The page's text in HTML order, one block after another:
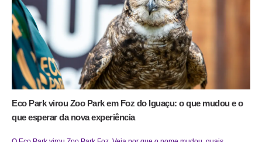
Eco Park virou Zoo Park em Foz do Iguaçu: o que mudou e o
que esperar da nova experiência